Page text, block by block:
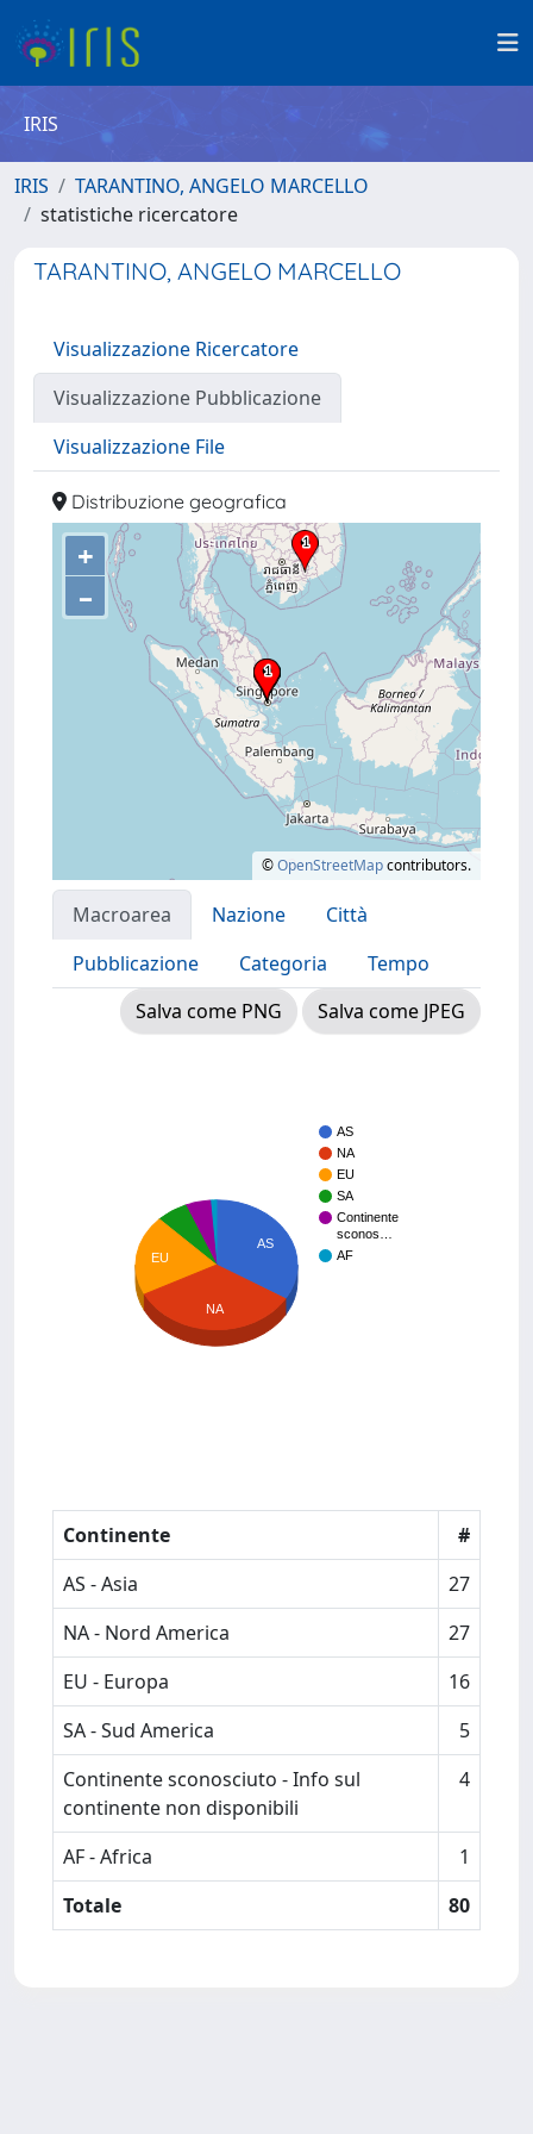
IRIS
IRIS
TARANTINO, ANGELO MARCELLO
statistiche ricercatore
TARANTINO, ANGELO MARCELLO
Visualizzazione Ricercatore
Visualizzazione Pubblicazione
Visualizzazione File
Distribuzione geografica
+
–
©OpenStreetMapcontributors.
Macroarea Nazione
Città
Pubblicazione
Categoria
Tempo
Salva come PNG
Salva come JPEG
AS
NA
EU
SA
Continente
sconos…
AF
AS
EU
NA
Continente
#
AS - Asia
27
NA - Nord America
27
EU - Europa
16
SA - Sud America
5
Continente sconosciuto - Info sul
continente non disponibili
4
AF - Africa
1
Totale
80